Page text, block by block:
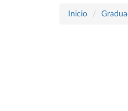
Inicio